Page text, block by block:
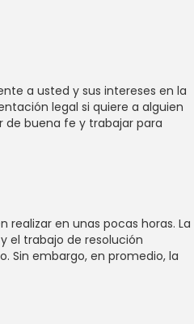
a usted y sus intereses en la
legal si quiere a alguien
de buena fe y trabajar para
en unas pocas horas. La
el trabajo de resolución
Sin embargo, en promedio, la